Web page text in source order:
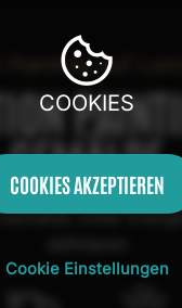
Painting auf
GEMÄLDE
voller
COOKIES
COOKIES AKZEPTIEREN
Cookie Einstellungen